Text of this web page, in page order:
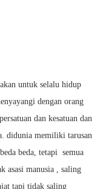
untuk selalu hidup
dengan orang
dan kesatuan dan
didunia memiliki tarusan
beda, tetapi semua
asasi manusia , saling
tapi tidak saling